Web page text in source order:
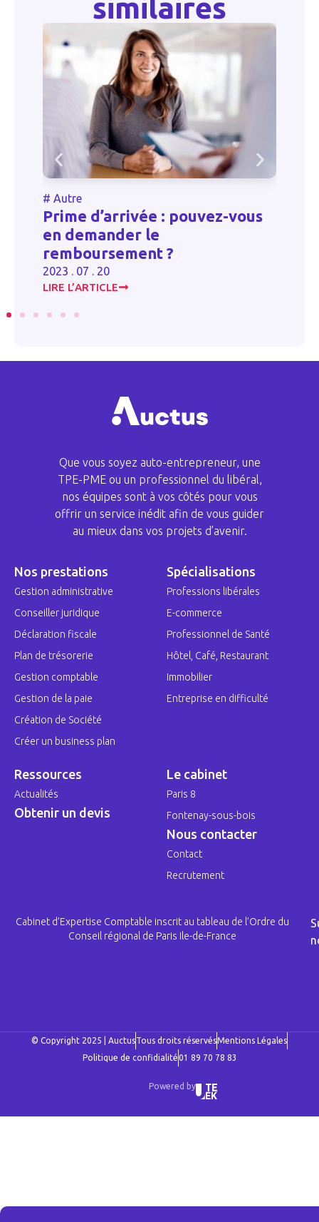
similaires
# Autre
Prime d’arrivée : pouvez-vous
en demander le
remboursement ?
2023 . 07 . 20
LIRE L’ARTICLE
Que vous soyez auto-entrepreneur, une
TPE-PME ou un professionnel du libéral,
nos équipes sont à vos côtés pour vous
offrir un service inédit afin de vous guider
au mieux dans vos projets d’avenir.
Nos prestations
Gestion administrative
Conseiller juridique
Déclaration fiscale
Plan de trésorerie
Gestion comptable
Gestion de la paie
Création de Société
Créer un business plan
Spécialisations
Professions libérales
E-commerce
Professionnel de Santé
Hôtel, Café, Restaurant
Immobilier
Entreprise en difficulté
Ressources
Actualités
Obtenir un devis
Le cabinet
Paris 8
Fontenay-sous-bois
Nous contacter
Contact
Recrutement
Cabinet d’Expertise Comptable inscrit au tableau de l’Ordre du
Conseil régional de Paris Ile-de-France
© Copyright 2025 | AuctusTous droits réservésMentions Légales
Politique de confidialité01 89 70 78 83
Powered by